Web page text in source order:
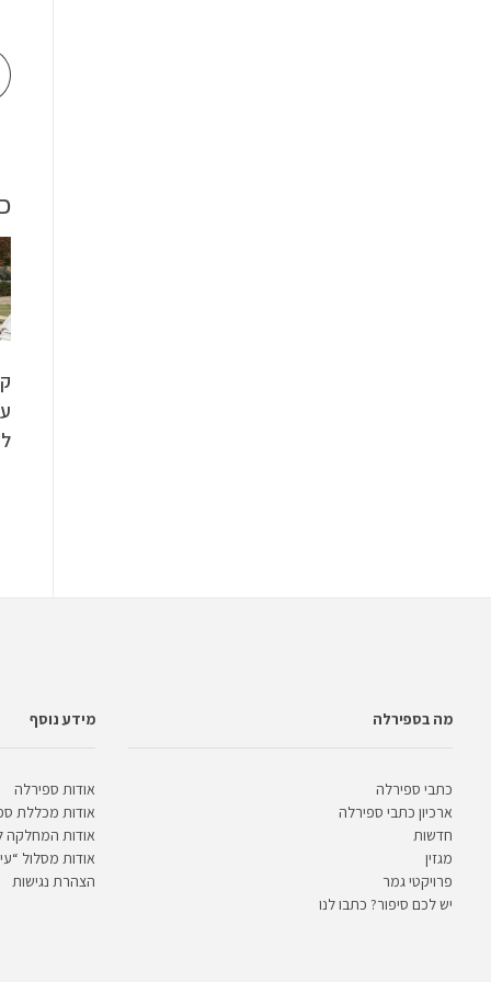
מידע נוסף
אודות ספירלה
אודות מכללת
אודות המחלקה
אודות מסלול
הצהרת נגישות
מה בספירלה
כתבי ספירלה
ארכיון כתבי ספירלה
חדשות
מגזין
פרויקטי גמר
יש לכם סיפור? כתבו לנו